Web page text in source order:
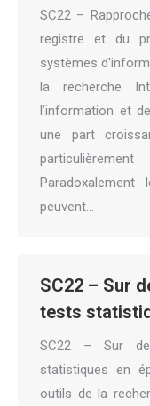
SC22 –
registre et du
systèmes
la recherche
l’information et
une part
peuvent…
SC22 – Sur
tests
SC22 – Sur
statistiques en
outils de la